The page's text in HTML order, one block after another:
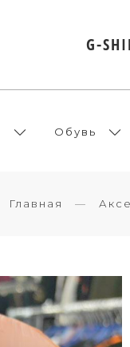
G-
Обувь
Главная